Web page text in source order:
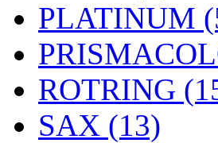
PLATINUM
ROTRING
SAX (13)